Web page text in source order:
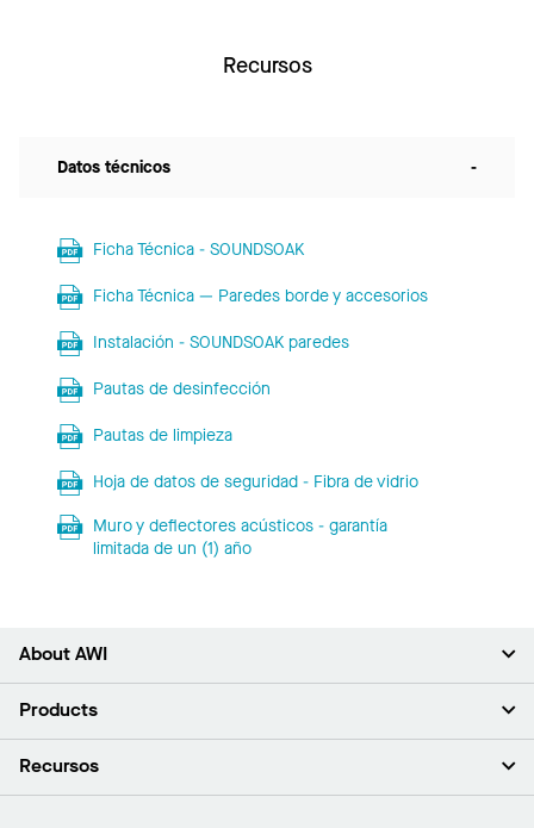
Recursos
Datos técnicos -
Ficha Técnica - SOUNDSOAK
Ficha Técnica — Paredes borde y accesorios
Instalación - SOUNDSOAK paredes
Pautas de desinfección
Pautas de limpieza
Hoja de datos de seguridad - Fibra de vidrio
Muro y deflectores acústicos - garantía
limitada de un (1) año
About AWI
Acerca de nosotros
Sala de prensa
Sustentabilidad
Products
Plafones
Recursos